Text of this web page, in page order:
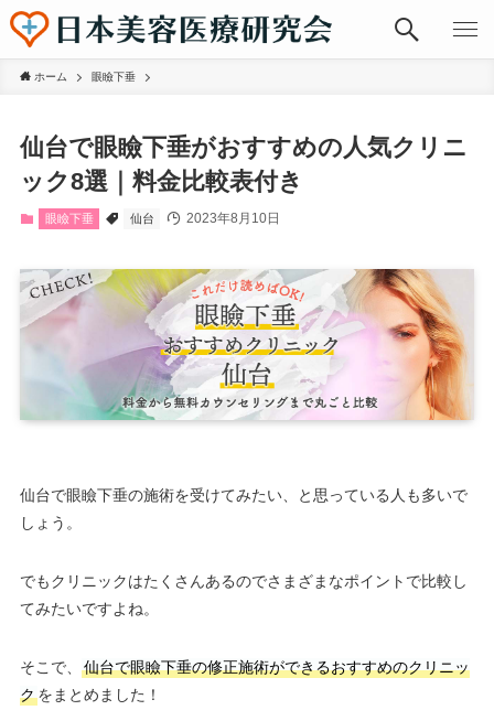
ホーム 眼瞼下垂
仙台で眼瞼下垂がおすすめの人気クリニ
ック8選｜料金比較表付き
眼瞼下垂 仙台 2023年8月10日
仙台で眼瞼下垂の施術を受けてみたい、と思っている人も多いで
しょう。
でもクリニックはたくさんあるのでさまざまなポイントで比較し
てみたいですよね。
そこで、
仙台で眼瞼下垂の修正施術ができるおすすめのクリニッ
クをまとめました！